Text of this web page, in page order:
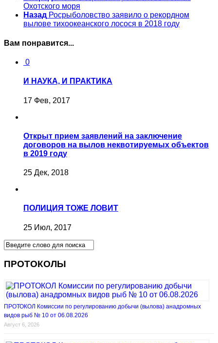
Охотского моря
Назад Росрыболовство заявило о рекордном
вылове тихоокеанского лосося в 2018 году
Вам понравится...
0
И НАУКА, И ПРАКТИКА
17 Фев, 2017
Открыт прием заявлений на заключение
договоров на вылов неквотируемых объектов
в 2019 году
25 Дек, 2018
ПОЛИЦИЯ ТОЖЕ ЛОВИТ
25 Июл, 2017
ПРОТОКОЛЫ
ПРОТОКОЛ Комиссии по регулированию добычи (вылова) анадромных
видов рыб № 10 от 06.08.2026
Август 6, 2026